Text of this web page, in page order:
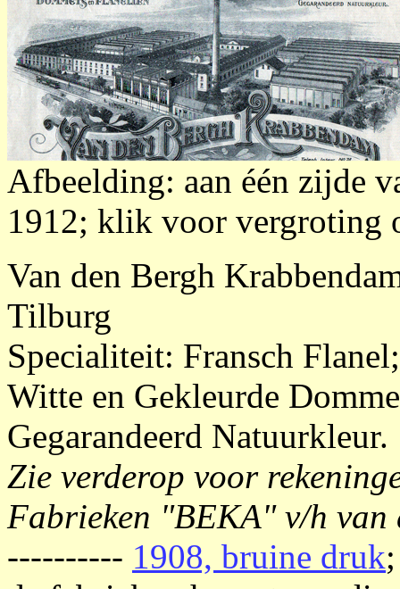
Afbeelding: aan één zijde
1912; klik voor vergroting
Van den Bergh
Tilburg
Specialiteit: Fransch
Witte en Gekleurde
Gegarandeerd Natuurkleur.
Zie verderop voor
Fabrieken "BEKA" v/h van
---------- 1908, bruine druk